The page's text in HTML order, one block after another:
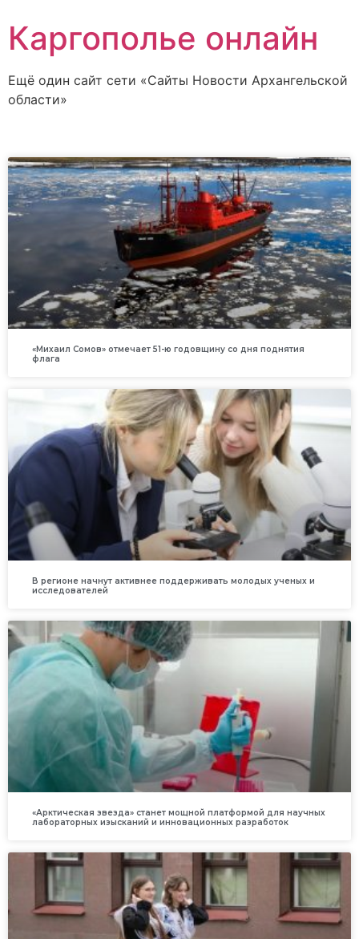
Каргополье онлайн
Ещё один сайт сети «Сайты Новости Архангельской
области»
«Михаил Сомов» отмечает 51-ю годовщину со дня поднятия
флага
В регионе начнут активнее поддерживать молодых ученых и
исследователей
«Арктическая звезда» станет мощной платформой для научных
лабораторных изысканий и инновационных разработок